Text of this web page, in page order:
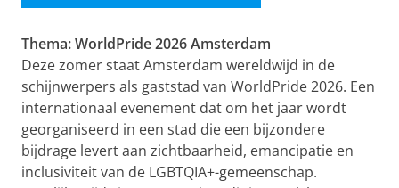
Thema: WorldPride 2026 Amsterdam
Deze zomer staat Amsterdam wereldwijd in de
schijnwerpers als gaststad van WorldPride 2026. Een
internationaal evenement dat om het jaar wordt
georganiseerd in een stad die een bijzondere
bijdrage levert aan zichtbaarheid, emancipatie en
inclusiviteit van de LGBTQIA+-gemeenschap.